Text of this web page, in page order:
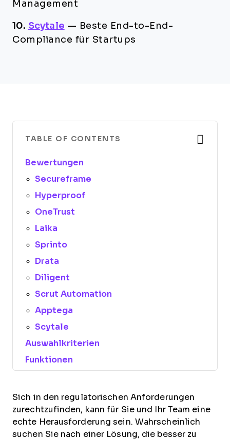
Management
10. Scytale — Beste End-to-End-
Compliance für Startups
TABLE OF CONTENTS
Bewertungen
Secureframe
Hyperproof
OneTrust
Laika
Sprinto
Drata
Diligent
Scrut Automation
Apptega
Scytale
Auswahlkriterien
Funktionen
Sich in den regulatorischen Anforderungen
zurechtzufinden, kann für Sie und Ihr Team eine
echte Herausforderung sein. Wahrscheinlich
suchen Sie nach einer Lösung, die besser zu